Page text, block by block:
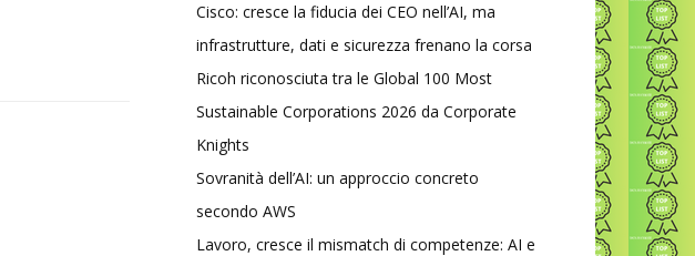
Cisco: cresce la fiducia dei CEO nell’AI, ma
infrastrutture, dati e sicurezza frenano la corsa
Ricoh riconosciuta tra le Global 100 Most
Sustainable Corporations 2026 da Corporate
Knights
Sovranità dell’AI: un approccio concreto
secondo AWS
Lavoro, cresce il mismatch di competenze: AI e